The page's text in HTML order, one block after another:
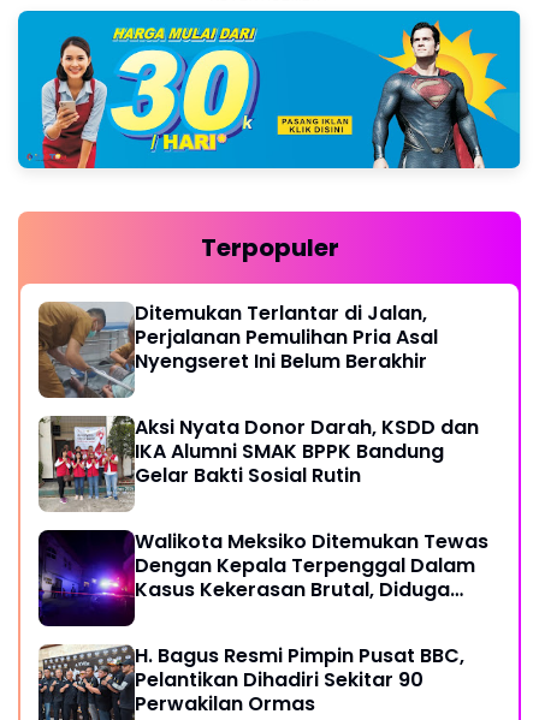
Terpopuler
Ditemukan Terlantar di Jalan,
Perjalanan Pemulihan Pria Asal
Nyengseret Ini Belum Berakhir
Aksi Nyata Donor Darah, KSDD dan
IKA Alumni SMAK BPPK Bandung
Gelar Bakti Sosial Rutin
Walikota Meksiko Ditemukan Tewas
Dengan Kepala Terpenggal Dalam
Kasus Kekerasan Brutal, Diduga
H. Bagus Resmi Pimpin Pusat BBC,
Pelantikan Dihadiri Sekitar 90
Perwakilan Ormas